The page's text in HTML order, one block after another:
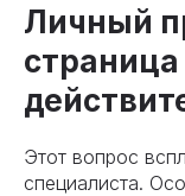
Личный
Этот вопрос
специалиста.